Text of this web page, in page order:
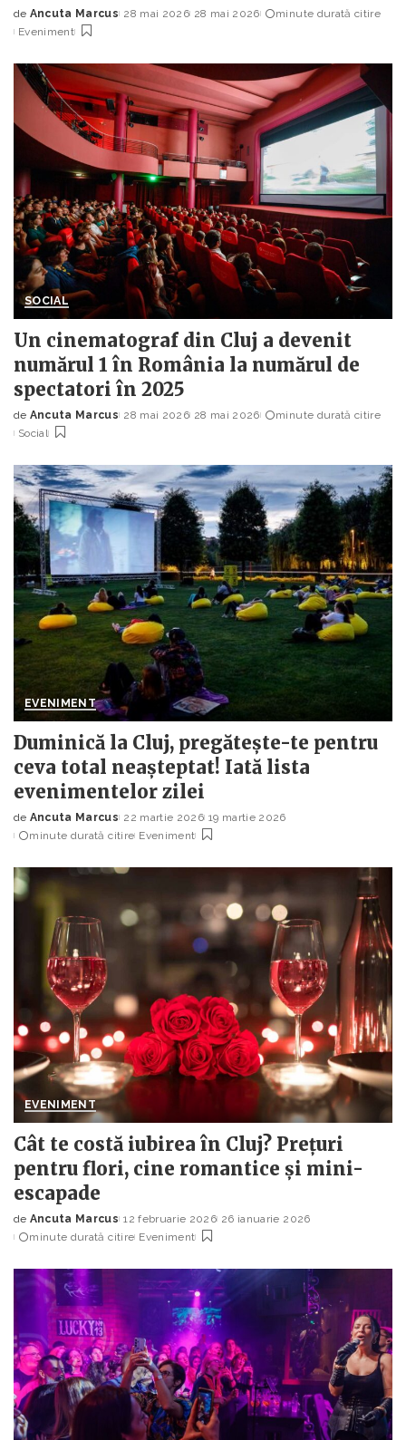
Posted
by
de Ancuta Marcus 28 mai 2026 28 mai 2026
minute durată citire
Eveniment
SOCIAL
Un cinematograf din Cluj a devenit
numărul 1 în România la numărul de
spectatori în 2025
Posted
by
de Ancuta Marcus 28 mai 2026 28 mai 2026
minute durată citire
Social
EVENIMENT
Duminică la Cluj, pregătește-te pentru
ceva total neașteptat! Iată lista
evenimentelor zilei
Posted
by
de Ancuta Marcus 22 martie 2026 19 martie 2026
minute durată citire Eveniment
EVENIMENT
Cât te costă iubirea în Cluj? Prețuri
pentru flori, cine romantice și mini-
escapade
Posted
by
de Ancuta Marcus 12 februarie 2026 26 ianuarie 2026
minute durată citire Eveniment